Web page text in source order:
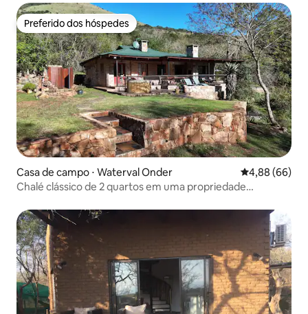
Preferido dos hóspedes
Preferido dos hóspedes
Casa de campo ⋅ Waterval Onder 4,88 de uma
4,88 (66)
Chalé clássico de 2 quartos em uma propriedade